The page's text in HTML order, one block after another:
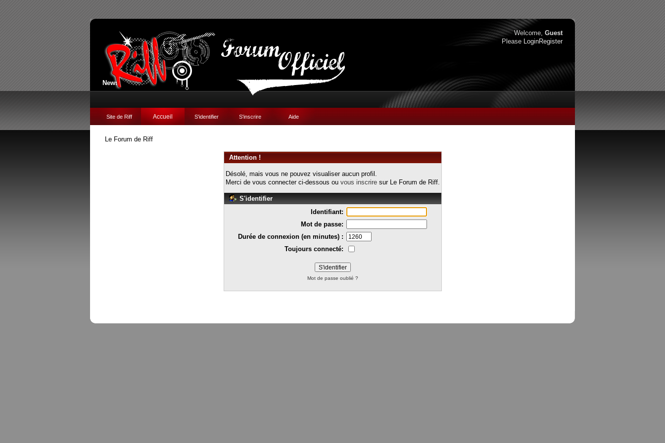
Welcome, Guest
Please LoginRegister
News:
Site de Riff Accueil S'identifier S'inscrire Aide
Le Forum de Riff
Attention !
Désolé, mais vous ne pouvez visualiser aucun profil.
Merci de vous connecter ci-dessous ou vous inscriresur Le Forum de Riff.
S'identifier
Identifiant:
Mot de passe:
Durée de connexion (en minutes) :
Toujours connecté:
Mot de passe oublié ?